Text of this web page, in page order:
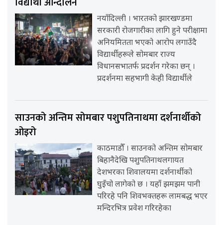
नयाँदिल्ली । भारतको झारखण्डमा
सरकारी रोजगारीका लागि हुने परीक्षामा
अनियमितता भएको आरोप लगाउँदै
विद्यार्थीहरूले सोमबार राज्य
विधानसभातर्फ प्रदर्शन गरेका छन् ।
प्रदर्शनमा सहभागी केही विद्यार्थीले
साउनको अन्तिम सोमबार पशुपतिनाथमा दर्शनार्थीको
ओइरो
काठमाडौँ । साउनको अन्तिम सोमबार
बिहानैदेखि पशुपतिनाथलगायत
देशभरका शिवालयमा दर्शनार्थीको
घुइँचो लागेको छ । यहाँ झमझम पानी
परिरहे पनि शिवभक्तहरू लामबद्ध भएर
मन्दिरभित्र प्रवेश गरिरहेका